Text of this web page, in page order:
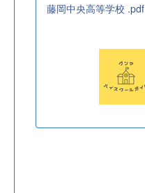
藤岡中央高等学校 .pdf